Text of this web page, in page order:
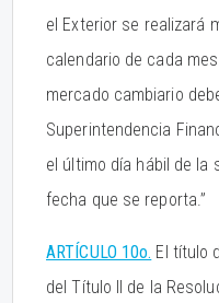
el Exterior se realizará
calendario de cada
mercado cambiario
Superintendencia
el último día hábil de la
fecha que se reporta.”
ARTÍCULO 10o. El título
del Título II de la